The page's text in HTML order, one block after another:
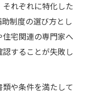
れぞれに特化した
制度の選び方とし
宅関連の専門家へ
することが失敗し
や条件を満たして